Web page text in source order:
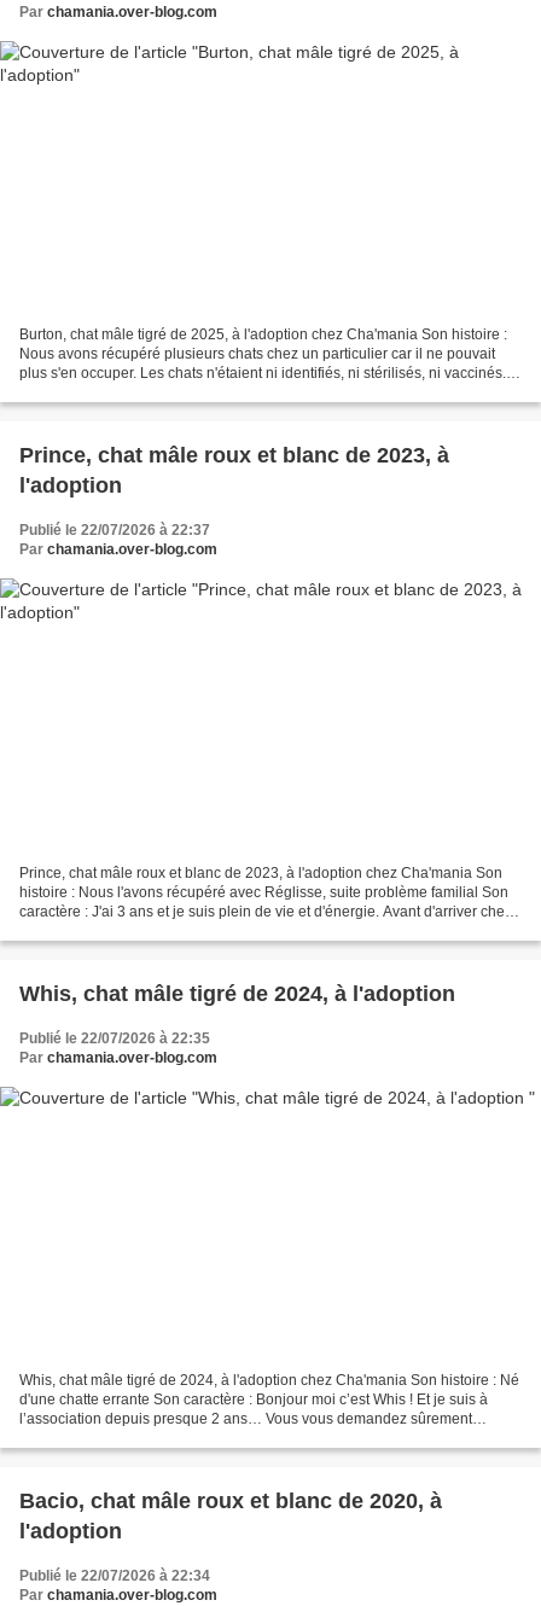
Par chamania.over-blog.com
Burton, chat mâle tigré de 2025, à l'adoption chez Cha'mania Son histoire :
Nous avons récupéré plusieurs chats chez un particulier car il ne pouvait
plus s'en occuper. Les chats n'étaient ni identifiés, ni stérilisés, ni vaccinés...
Prince, chat mâle roux et blanc de 2023, à
l'adoption
Publié le 22/07/2026 à 22:37
Par chamania.over-blog.com
Prince, chat mâle roux et blanc de 2023, à l'adoption chez Cha'mania Son
histoire : Nous l'avons récupéré avec Réglisse, suite problème familial Son
caractère : J'ai 3 ans et je suis plein de vie et d'énergie. Avant d'arriver chez
Whis, chat mâle tigré de 2024, à l'adoption
Publié le 22/07/2026 à 22:35
Par chamania.over-blog.com
Whis, chat mâle tigré de 2024, à l'adoption chez Cha'mania Son histoire : Né
d'une chatte errante Son caractère : Bonjour moi c’est Whis ! Et je suis à
l’association depuis presque 2 ans… Vous vous demandez sûrement
Bacio, chat mâle roux et blanc de 2020, à
l'adoption
Publié le 22/07/2026 à 22:34
Par chamania.over-blog.com